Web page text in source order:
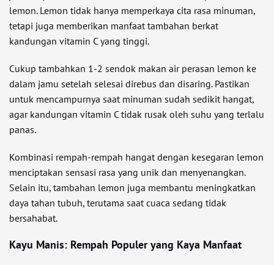
lemon. Lemon tidak hanya memperkaya cita rasa minuman,
tetapi juga memberikan manfaat tambahan berkat
kandungan vitamin C yang tinggi.
Cukup tambahkan 1-2 sendok makan air perasan lemon ke
dalam jamu setelah selesai direbus dan disaring. Pastikan
untuk mencampurnya saat minuman sudah sedikit hangat,
agar kandungan vitamin C tidak rusak oleh suhu yang terlalu
panas.
Kombinasi rempah-rempah hangat dengan kesegaran lemon
menciptakan sensasi rasa yang unik dan menyenangkan.
Selain itu, tambahan lemon juga membantu meningkatkan
daya tahan tubuh, terutama saat cuaca sedang tidak
bersahabat.
Kayu Manis: Rempah Populer yang Kaya Manfaat